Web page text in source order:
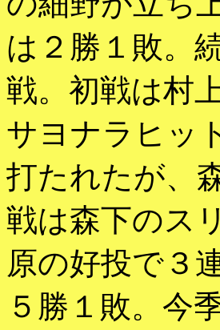
は２勝１敗。
戦。初戦は村
サヨナラヒッ
打たれたが、
戦は森下のス
原の好投で３
５勝１敗。今